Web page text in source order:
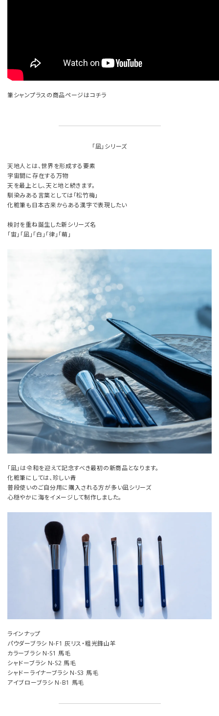
筆シャンプラスの商品ページはコチラ
「凪」シリーズ
天地人とは、世界を形成する要素
宇宙間に存在する万物
天を最上とし、天と地と続きます。
馴染みある言葉としては「松竹梅」
化粧筆も日本古来からある漢字で表現したい
検討を重ね誕生した新シリーズ名
「宙」「凪」「白」「律」「萌」
「凪」は令和を迎えて記念すべき最初の新商品となります。
化粧筆にしては、珍しい青
普段使いのご自分用に購入される方が多い凪シリーズ
心穏やかに海をイメージして制作しました。
ラインナップ
パウダーブラシ N-F1 灰リス・粗光鋒山羊
カラーブラシ N-S1 馬毛
シャドーブラシ N-S2 馬毛
シャドーライナーブラシ N-S3 馬毛
アイブローブラシ N-B1 馬毛